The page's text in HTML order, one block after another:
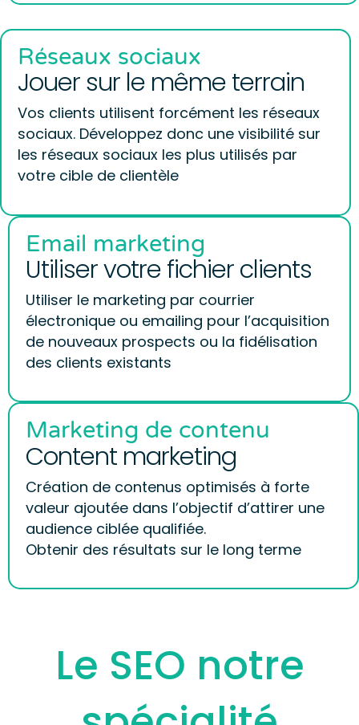
Réseaux sociaux
Jouer sur le même terrain
Vos clients utilisent forcément les réseaux
sociaux. Développez donc une visibilité sur
les réseaux sociaux les plus utilisés par
votre cible de clientèle
Email marketing
Utiliser votre fichier clients
Utiliser le marketing par courrier
électronique ou emailing pour l’acquisition
de nouveaux prospects ou la fidélisation
des clients existants
Marketing de contenu
Content marketing
Création de contenus optimisés à forte
valeur ajoutée dans l’objectif d’attirer une
audience ciblée qualifiée.
Obtenir des résultats sur le long terme
Le SEO notre